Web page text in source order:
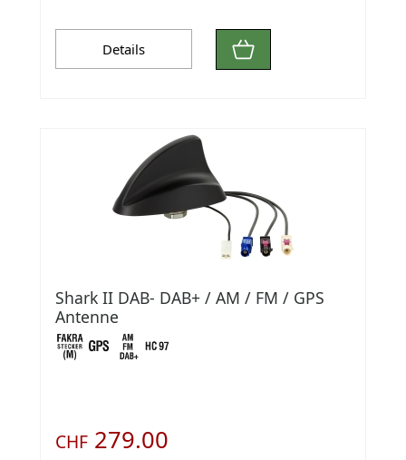
Details
Shark II DAB- DAB+ / AM / FM / GPS
Antenne
CHF 279.00